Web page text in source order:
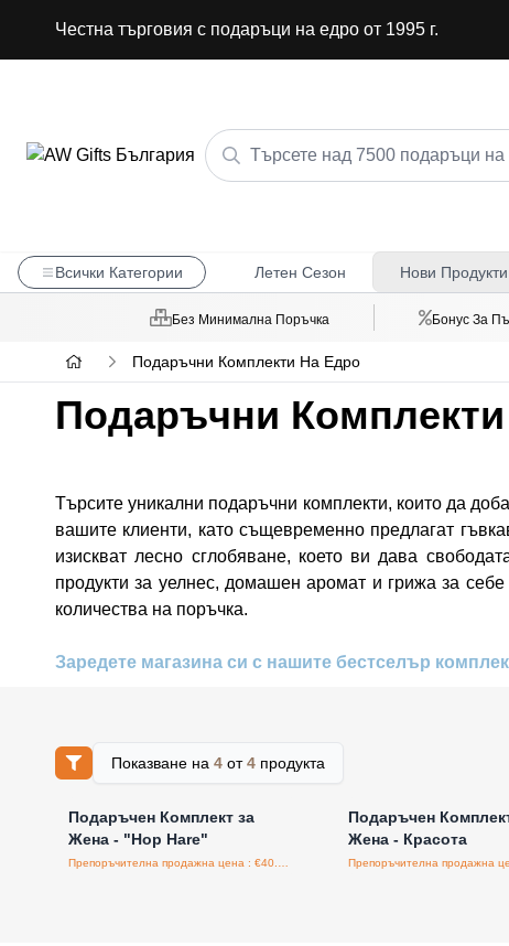
Честна търговия с подаръци на едро от 1995 г.
Всички Категории Летен Сезон Нови Продукти
Без Минимална Поръчка Бонус За
Подаръчни Комплекти На Едро
Подаръчни
Търсите уникални подаръчни комплекти, които да
вашите клиенти, като същевременно предлагат
изискват лесно сглобяване, което ви дава
продукти за уелнес, домашен аромат и грижа за
количества на поръчка.
Заредете магазина си с нашите бестселър
Показване на 4от4продукта
Влезте за цени на едро
Подаръчен Комплект за
Жена - "Hop Hare"
Подаръчен
Жена - Красота